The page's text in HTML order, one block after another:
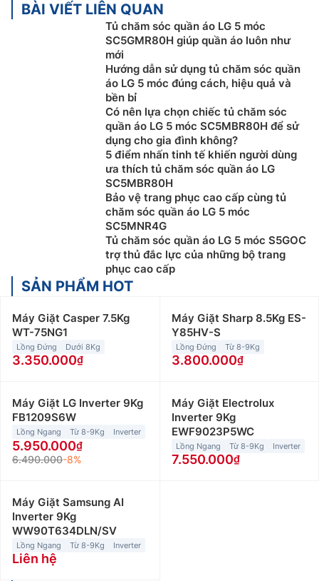
BÀI VIẾT LIÊN QUAN
Tủ chăm sóc quần áo LG 5 móc
SC5GMR80H giúp quần áo luôn như
mới
Hướng dẫn sử dụng tủ chăm sóc quần
áo LG 5 móc đúng cách, hiệu quả và
bền bỉ
Có nên lựa chọn chiếc tủ chăm sóc
quần áo LG 5 móc SC5MBR80H để sử
dụng cho gia đình không?
5 điểm nhấn tinh tế khiến người dùng
ưa thích tủ chăm sóc quần áo LG
SC5MBR80H
Bảo vệ trang phục cao cấp cùng tủ
chăm sóc quần áo LG 5 móc
SC5MNR4G
Tủ chăm sóc quần áo LG 5 móc S5GOC
trợ thủ đắc lực của những bộ trang
phục cao cấp
SẢN PHẨM HOT
Máy Giặt Casper 7.5Kg
WT-75NG1
Lồng Đứng Dưới 8Kg
3.350.000
Máy Giặt Sharp 8.5Kg ES-
Y85HV-S
Lồng Đứng Từ 8-9Kg
3.800.000
Máy Giặt LG Inverter 9Kg
FB1209S6W
Lồng Ngang Từ 8-9Kg Inverter
5.950.000
6.490.000-8%
Máy Giặt Electrolux
Inverter 9Kg
EWF9023P5WC
Lồng Ngang Từ 8-9Kg Inverter
7.550.000
Máy Giặt Samsung AI
Inverter 9Kg
WW90T634DLN/SV
Lồng Ngang Từ 8-9Kg Inverter
Liên hệ